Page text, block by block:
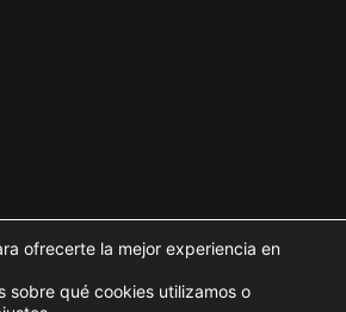
CookiesMapa del sitio
Aviso Legal
ofrecerte la mejor experiencia en
sobre qué cookies utilizamos o